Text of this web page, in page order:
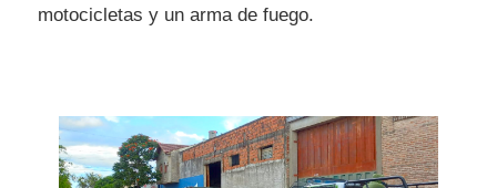
motocicletas y un arma de fuego.